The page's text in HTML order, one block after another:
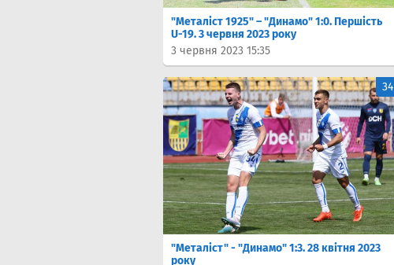
"Металіст 1925" – "Динамо" 1:0. Першість
U-19. 3 червня 2023 року
3 червня 2023 15:35
"Металіст" - "Динамо" 1:3. 28 квітня 2023
року
34